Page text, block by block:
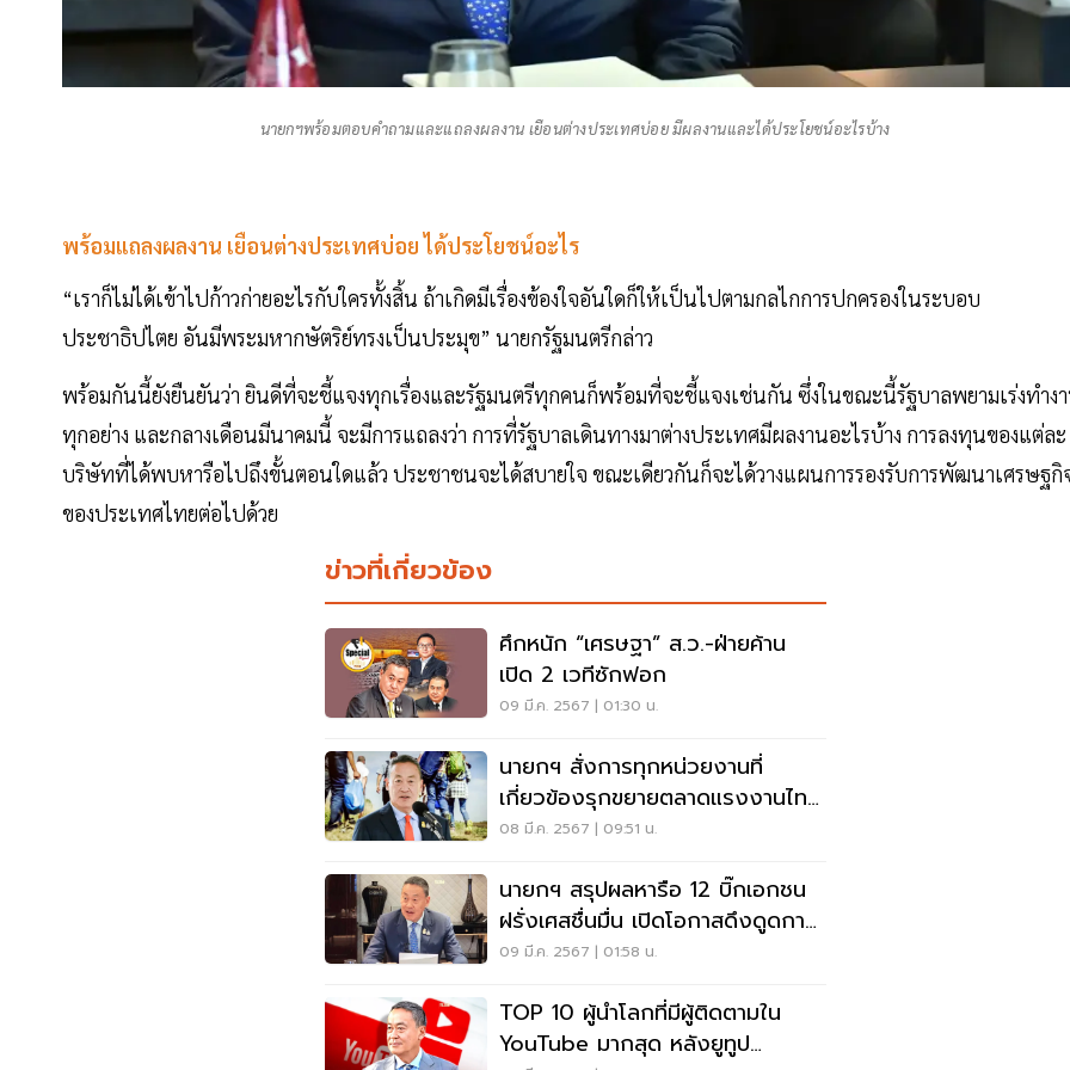
นายกฯพร้อมตอบคำถามและแถลงผลงาน เยือนต่างประเทศบ่อย มีผลงานและได้ประโยชน์อะไรบ้าง
พร้อมแถลงผลงาน เยือนต่างประเทศบ่อย ได้ประโยชน์อะไร
“เราก็ไม่ได้เข้าไปก้าวก่ายอะไรกับใครทั้งสิ้น ถ้าเกิดมีเรื่องข้องใจอันใดก็ให้เป็นไปตามกลไกการปกครองในระบอบ
ประชาธิปไตย อันมีพระมหากษัตริย์ทรงเป็นประมุข” นายกรัฐมนตรีกล่าว
พร้อมกันนี้ยังยืนยันว่า ยินดีที่จะชี้แจงทุกเรื่องและรัฐมนตรีทุกคนก็พร้อมที่จะชี้แจงเช่นกัน ซึ่งในขณะนี้รัฐบาลพยามเร่งทำง
ทุกอย่าง และกลางเดือนมีนาคมนี้ จะมีการแถลงว่า การที่รัฐบาลเดินทางมาต่างประเทศมีผลงานอะไรบ้าง การลงทุนของแต่ละ
บริษัทที่ได้พบหารือไปถึงขั้นตอนใดแล้ว ประชาชนจะได้สบายใจ ขณะเดียวกันก็จะได้วางแผนการรองรับการพัฒนาเศรษฐกิ
ของประเทศไทยต่อไปด้วย
ข่าวที่เกี่ยวข้อง
ศึกหนัก “เศรษฐา” ส.ว.-ฝ่ายค้าน
เปิด 2 เวทีซักฟอก
09 มี.ค. 2567 | 01:30 น.
นายกฯ สั่งการทุกหน่วยงานที่
เกี่ยวข้องรุกขยายตลาดแรงงานไทย
ในต่างประเทศ
08 มี.ค. 2567 | 09:51 น.
นายกฯ สรุปผลหารือ 12 บิ๊กเอกชน
ฝรั่งเศสชื่นมื่น เปิดโอกาสดึงดูดการ
ลงทุนใหม่
09 มี.ค. 2567 | 01:58 น.
TOP 10 ผู้นำโลกที่มีผู้ติดตามใน
YouTube มากสุด หลังยูทูป